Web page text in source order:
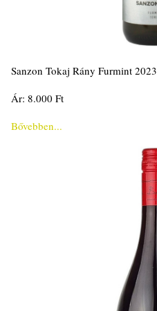
Sanzon Tokaj Rány Furmint 2023
Ár: 8.000 Ft
Bővebben...